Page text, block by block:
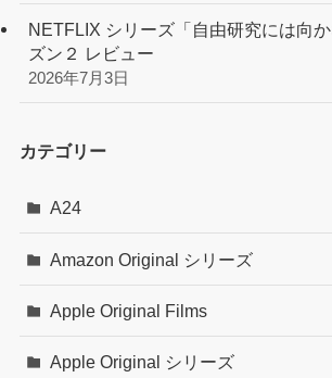
NETFLIX シリーズ「自由研究には向
ズン２ レビュー
2026年7月3日
カテゴリー
A24
Amazon Original シリーズ
Apple Original Films
Apple Original シリーズ